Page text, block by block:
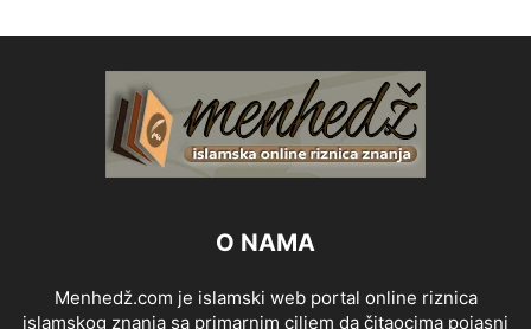
O NAMA
Menhedž.com je islamski web portal online riznica
islamskog znanja sa primarnim ciljem da čitaocima pojasni